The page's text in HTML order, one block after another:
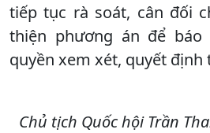
tiếp tục rà soát, cân đối
thiện phương án để báo
quyền xem xét, quyết định
Chủ tịch Quốc hội Trần